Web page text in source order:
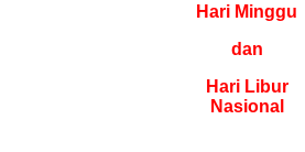
Hari Minggu
dan
Hari Libur
Nasional